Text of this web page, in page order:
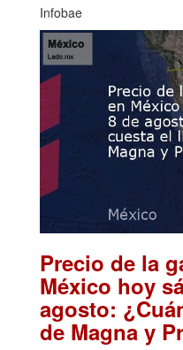
Infobae
Precio de la
México hoy
agosto:
de Magna y